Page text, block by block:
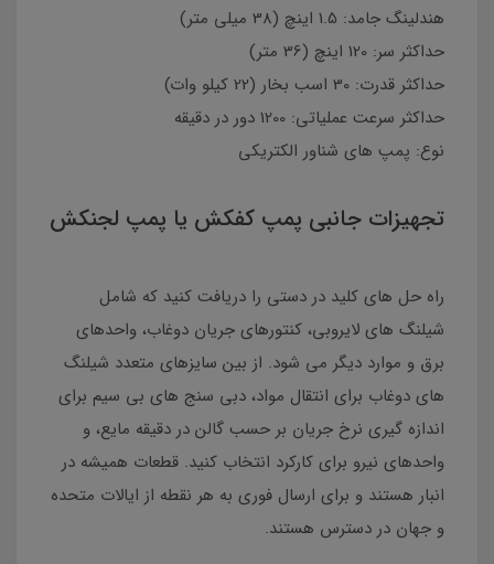
هندلینگ جامد: 1.5 اینچ (38 میلی متر)
حداکثر سر: 120 اینچ (36 متر)
حداکثر قدرت: 30 اسب بخار (22 کیلو وات)
حداکثر سرعت عملیاتی: 1200 دور در دقیقه
نوع: پمپ های شناور الکتریکی
تجهیزات جانبی پمپ کفکش یا پمپ لجنکش
راه حل های کلید در دستی را دریافت کنید که شامل
شیلنگ های لایروبی، کنتورهای جریان دوغاب، واحدهای
برق و موارد دیگر می شود. از بین سایزهای متعدد شیلنگ
های دوغاب برای انتقال مواد، دبی سنج های بی سیم برای
اندازه گیری نرخ جریان بر حسب گالن در دقیقه مایع، و
واحدهای نیرو برای کارکرد انتخاب کنید. قطعات همیشه در
انبار هستند و برای ارسال فوری به هر نقطه از ایالات متحده
و جهان در دسترس هستند.